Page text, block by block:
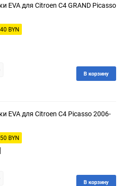
EVA для Citroen C4 GRAND Picasso
BYN
В корзину
EVA для Citroen C4 Picasso 2006-
BYN
В корзину